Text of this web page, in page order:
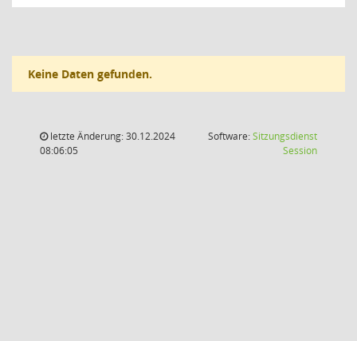
Keine Daten gefunden.
letzte Änderung: 30.12.2024
08:06:05
Software:Sitzungsdienst
Session(Wird in